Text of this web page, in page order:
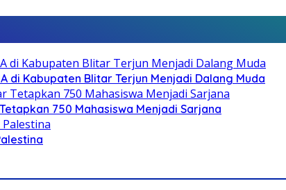
di Kabupaten Blitar Terjun Menjadi Dalang Muda
750 Mahasiswa Menjadi Sarjana